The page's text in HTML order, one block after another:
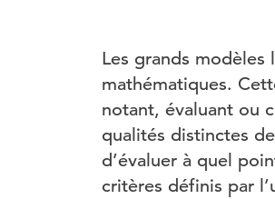
Les grands modèles
mathématiques.
notant, évaluant ou
qualités distinctes
d’évaluer à quel
critères définis par